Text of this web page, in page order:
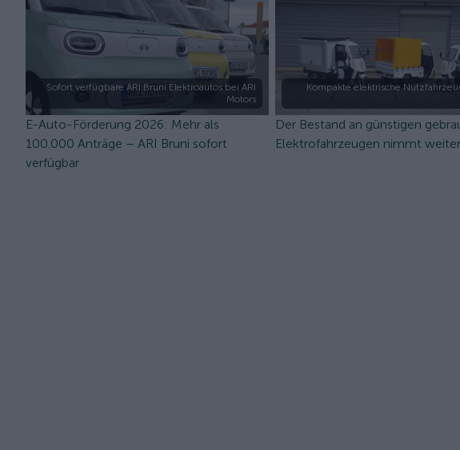
Sofort verfügbare ARI Bruni Elektroautos bei ARI
Motors
E-Auto-Förderung 2026: Mehr als
100.000 Anträge – ARI Bruni sofort
verfügbar
Kompakte elektrische
Der Bestand an günstigen
Elektrofahrzeugen nimmt